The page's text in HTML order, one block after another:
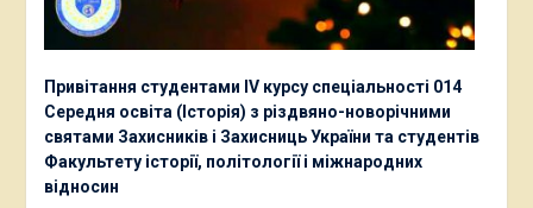
Привітання студентами ІV курсу спеціальності 014
Середня освіта (Історія) з різдвяно-новорічними
святами Захисників і Захисниць України та студентів
Факультету історії, політології і міжнародних
відносин